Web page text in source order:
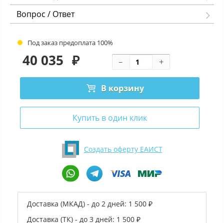
Вопрос / Ответ
Под заказ предоплата 100%
40 035 ₽
В корзину
Купить в один клик
Создать оферту ЕАИСТ
Доставка (МКАД) - до 2 дней: 1 500 ₽
Доставка (ТК) - до 3 дней: 1 500 ₽